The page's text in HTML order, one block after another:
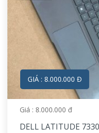
GIÁ : 8.000.000 Đ
Giá : 8.000.000 đ
DELL LATITUDE